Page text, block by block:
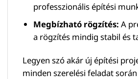
professzionális építési
Megbízható rögzítés: A
a rögzítés mindig stabil és
Legyen szó akár új építési
minden szerelési feladat